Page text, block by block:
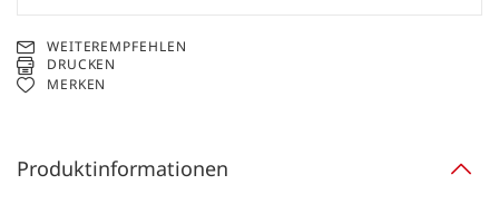
WEITEREMPFEHLEN
DRUCKEN
MERKEN
Produktinformationen